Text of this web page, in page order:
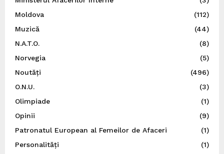
Moldova
(112)
Muzică
(44)
N.A.T.O.
(8)
Norvegia
(5)
Noutăți
(496)
O.N.U.
(3)
Olimpiade
(1)
Opinii
(9)
Patronatul European al Femeilor de Afaceri
(1)
Personalități
(1)